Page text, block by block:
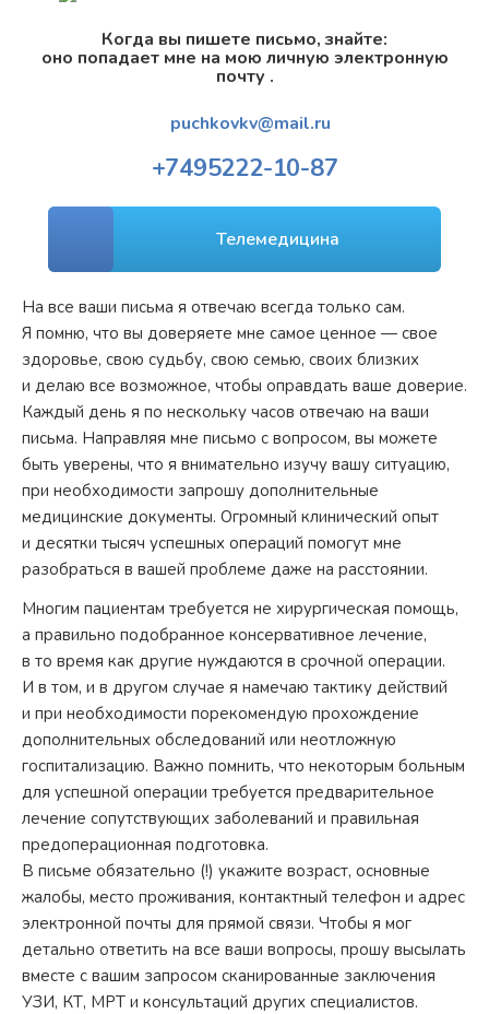
Когда вы пишете письмо, знайте:
оно попадает мне на мою личную электронную
почту .
puchkovkv@mail.ru
+7495222-10-87
Телемедицина
На все ваши письма я отвечаю всегда только сам.
Я помню, что вы доверяете мне самое ценное — свое
здоровье, свою судьбу, свою семью, своих близких
и делаю все возможное, чтобы оправдать ваше доверие.
Каждый день я по нескольку часов отвечаю на ваши
письма. Направляя мне письмо с вопросом, вы можете
быть уверены, что я внимательно изучу вашу ситуацию,
при необходимости запрошу дополнительные
медицинские документы. Огромный клинический опыт
и десятки тысяч успешных операций помогут мне
разобраться в вашей проблеме даже на расстоянии.
Многим пациентам требуется не хирургическая помощь,
а правильно подобранное консервативное лечение,
в то время как другие нуждаются в срочной операции.
И в том, и в другом случае я намечаю тактику действий
и при необходимости порекомендую прохождение
дополнительных обследований или неотложную
госпитализацию. Важно помнить, что некоторым больным
для успешной операции требуется предварительное
лечение сопутствующих заболеваний и правильная
предоперационная подготовка.
В письме обязательно (!) укажите возраст, основные
жалобы, место проживания, контактный телефон и адрес
электронной почты для прямой связи. Чтобы я мог
детально ответить на все ваши вопросы, прошу высылать
вместе с вашим запросом сканированные заключения
УЗИ, КТ, МРТ и консультаций других специалистов.